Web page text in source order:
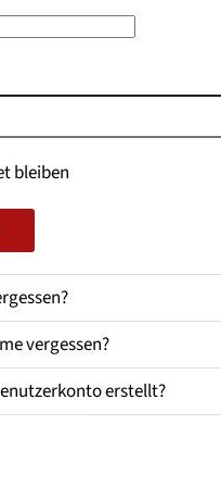
bleiben
vergessen?
erstellt?